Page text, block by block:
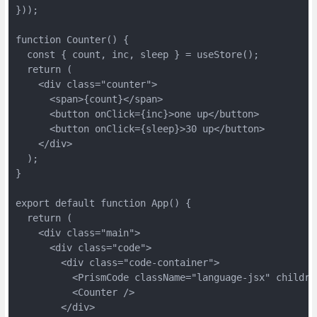
}));
function Counter() {
  const { count, inc, sleep } = useStore();
  return (
    <div class="counter">
      <span>{count}</span>
      <button onClick={inc}>one up</button>
      <button onClick={sleep}>30 up</button>
    </div>
  );
}
export default function App() {
  return (
    <div class="main">
      <div class="code">
        <div class="code-container">
<PrismCode className="language-jsx"
          <Counter />
        </div>